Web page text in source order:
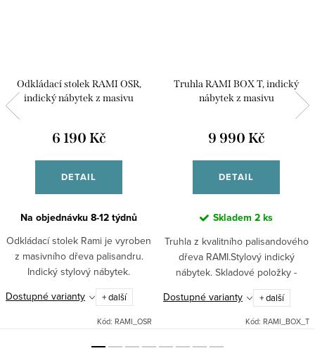
Odkládací stolek RAMI OSR,
indický nábytek z masivu
6 190 Kč
DETAIL
Na objednávku 8-12 týdnů
Odkládací stolek Rami je vyroben
z masivního dřeva palisandru.
Indický stylový nábytek.
Dostupné varianty
+ další
Kód: RAMI_OSR
Truhla RAMI BOX T, indický
nábytek z masivu
9 990 Kč
DETAIL
Skladem 2 ks
Truhla z kvalitního palisandového
dřeva RAMI.Stylový indický
nábytek. Skladové položky -
rozměr: 105x35x60 cm.
Dostupné varianty + další
Kód: RAMI_BOX_T